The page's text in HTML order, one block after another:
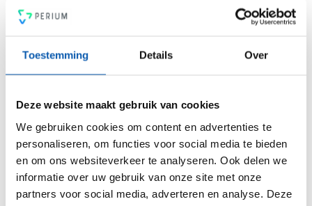
Toestemming Details Over
Deze website maakt gebruik van cookies
We gebruiken cookies om content en advertenties te
personaliseren, om functies voor social media te bieden
en om ons websiteverkeer te analyseren. Ook delen we
informatie over uw gebruik van onze site met onze
partners voor social media, adverteren en analyse. Deze
managementsysteem voor risicobeheersing, een krachtige
PDCA-cyclus, een 4-ogen principe en heldere rapportages.
onder andere security, privacy, duurzaamheid, milieu,
betaalbaar met hét Perium platform.
Arjan Kremer
Mede-oprichter Perium
B.V.
Met een achtergrond in